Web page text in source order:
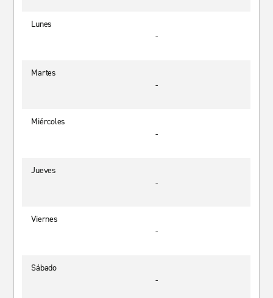
Lunes
-
Martes
-
Miércoles
-
Jueves
-
Viernes
-
Sábado
-